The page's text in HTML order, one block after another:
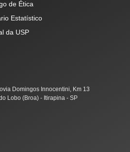
de Ética
Estatístico
da USP
Domingos Innocentini, Km 13
Lobo (Broa) - Itirapina - SP